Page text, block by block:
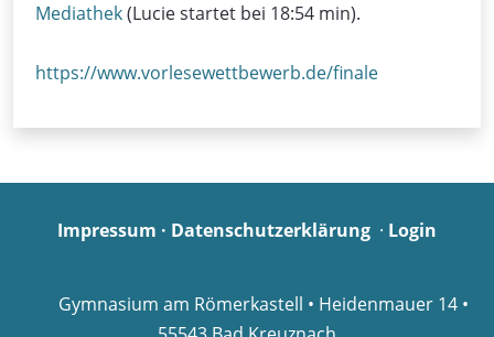
Mediathek(Lucie startet bei 18:54 min).
https://www.vorlesewettbewerb.de/finale
Impressum · Datenschutzerklärung · Login
Gymnasium am Römerkastell • Heidenmauer 14 •